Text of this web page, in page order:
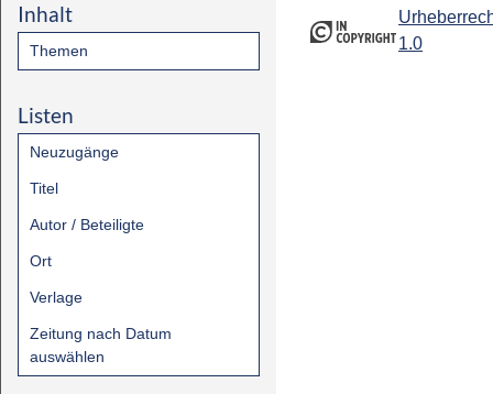
Inhalt
Themen
Listen
Neuzugänge
Titel
Autor / Beteiligte
Ort
Verlage
Zeitung nach Datum
auswählen
1.0